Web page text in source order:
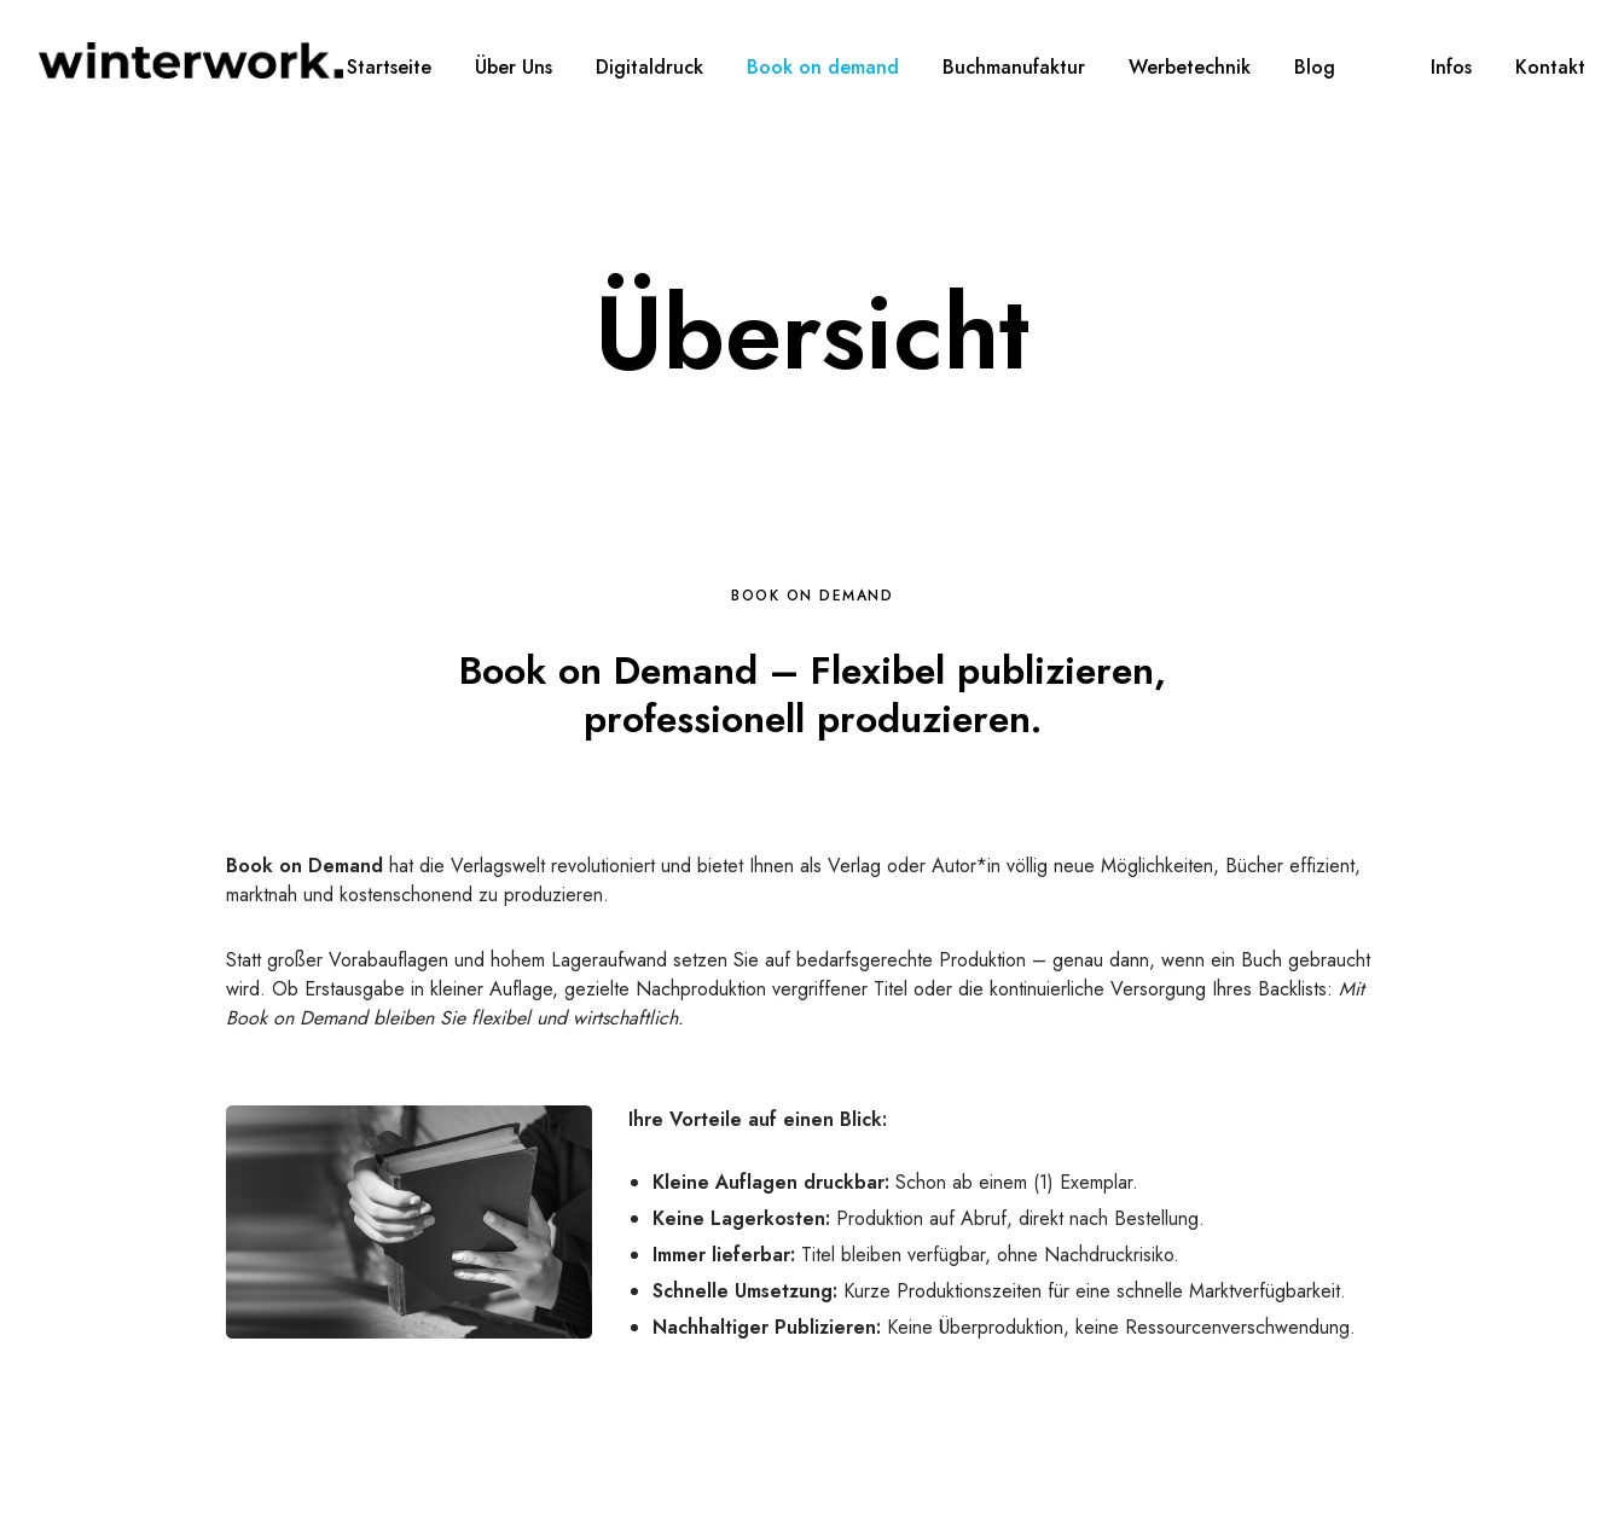
Startseite Über Uns Digitaldruck Book on demand Buchmanufaktur Werbetechnik Blog Infos Kontakt
Übersicht
BOOK ON DEMAND
Book on Demand – Flexibel publizieren,
professionell produzieren.
Book on Demand hat die Verlagswelt revolutioniert und bietet Ihnen als Verlag oder Autor*in völlig neue Möglichkeiten, Bücher effizient,
marktnah und kostenschonend zu produzieren.
Statt großer Vorabauflagen und hohem Lageraufwand setzen Sie auf bedarfsgerechte Produktion – genau dann, wenn ein Buch gebraucht
wird. Ob Erstausgabe in kleiner Auflage, gezielte Nachproduktion vergriffener Titel oder die kontinuierliche Versorgung Ihres Backlists: Mit
Book on Demand bleiben Sie flexibel und wirtschaftlich.
Ihre Vorteile auf einen Blick:
Kleine Auflagen druckbar: Schon ab einem (1) Exemplar.
Keine Lagerkosten: Produktion auf Abruf, direkt nach Bestellung.
Immer lieferbar: Titel bleiben verfügbar, ohne Nachdruckrisiko.
Schnelle Umsetzung: Kurze Produktionszeiten für eine schnelle Marktverfügbarkeit.
Nachhaltiger Publizieren: Keine Überproduktion, keine Ressourcenverschwendung.